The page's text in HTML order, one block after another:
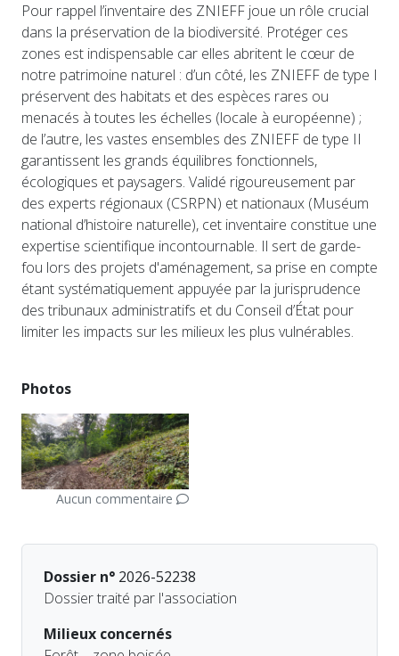
Pour rappel l’inventaire des ZNIEFF joue un rôle crucial
dans la préservation de la biodiversité. Protéger ces
zones est indispensable car elles abritent le cœur de
notre patrimoine naturel : d’un côté, les ZNIEFF de type I
préservent des habitats et des espèces rares ou
menacés à toutes les échelles (locale à européenne) ;
de l’autre, les vastes ensembles des ZNIEFF de type II
garantissent les grands équilibres fonctionnels,
écologiques et paysagers. Validé rigoureusement par
des experts régionaux (CSRPN) et nationaux (Muséum
national d’histoire naturelle), cet inventaire constitue une
expertise scientifique incontournable. Il sert de garde-
fou lors des projets d'aménagement, sa prise en compte
étant systématiquement appuyée par la jurisprudence
des tribunaux administratifs et du Conseil d’État pour
limiter les impacts sur les milieux les plus vulnérables.
Photos
Aucun commentaire
Dossier n° 2026-52238
Dossier traité par l'association
Milieux concernés